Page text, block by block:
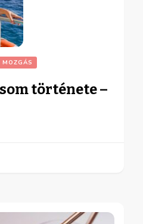
MOZGÁS
története –